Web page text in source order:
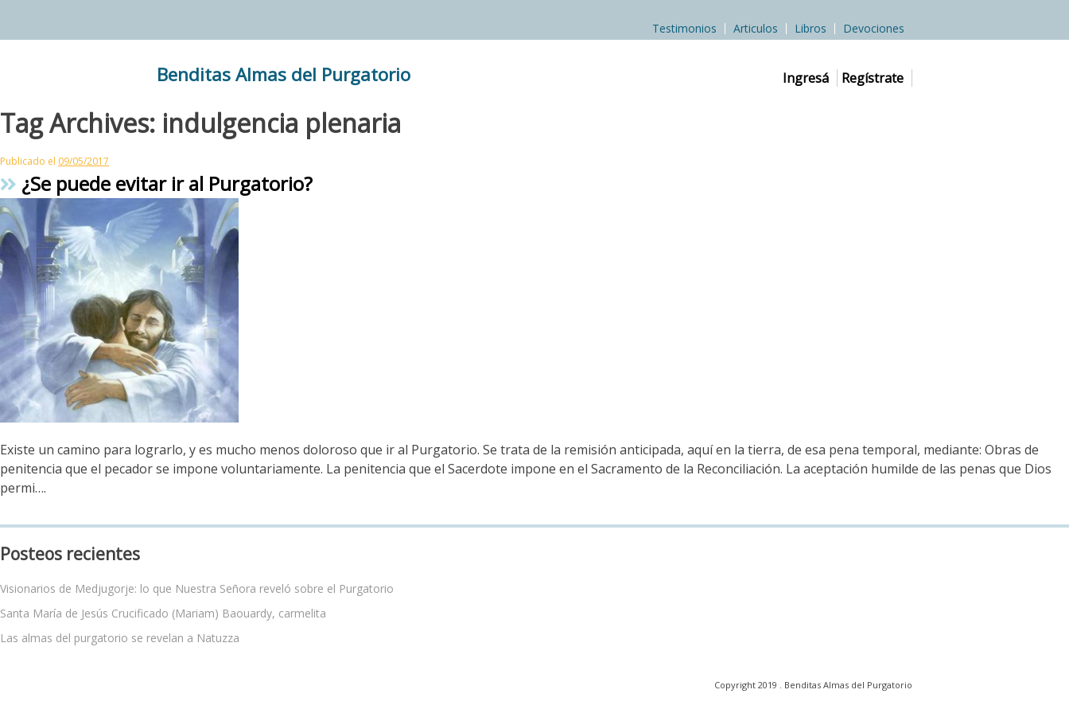
Testimonios Articulos Libros Devociones
Benditas Almas del Purgatorio Ingresá Regístrate
Tag Archives: indulgencia plenaria
Publicado el 09/05/2017
¿Se puede evitar ir al Purgatorio?
Existe un camino para lograrlo, y es mucho menos doloroso que ir al Purgatorio. Se trata de la remisión anticipada, aquí en la tierra, de esa pena temporal, mediante: Obras de
penitencia que el pecador se impone voluntariamente. La penitencia que el Sacerdote impone en el Sacramento de la Reconciliación. La aceptación humilde de las penas que Dios
permi….
Posteos recientes
Visionarios de Medjugorje: lo que Nuestra Señora reveló sobre el Purgatorio
Santa María de Jesús Crucificado (Mariam) Baouardy, carmelita
Las almas del purgatorio se revelan a Natuzza
Copyright 2019 . Benditas Almas del Purgatorio